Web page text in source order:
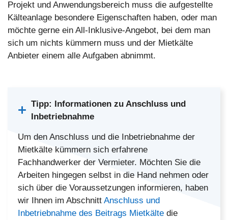
Projekt und Anwendungsbereich muss die aufgestellte
Kälteanlage besondere Eigenschaften haben, oder man
möchte gerne ein All-Inklusive-Angebot, bei dem man
sich um nichts kümmern muss und der Mietkälte
Anbieter einem alle Aufgaben abnimmt.
Tipp: Informationen zu Anschluss und
Inbetriebnahme
Um den Anschluss und die Inbetriebnahme der
Mietkälte kümmern sich erfahrene
Fachhandwerker der Vermieter. Möchten Sie die
Arbeiten hingegen selbst in die Hand nehmen oder
sich über die Voraussetzungen informieren, haben
wir Ihnen im Abschnitt Anschluss und
Inbetriebnahme des Beitrags Mietkälte die